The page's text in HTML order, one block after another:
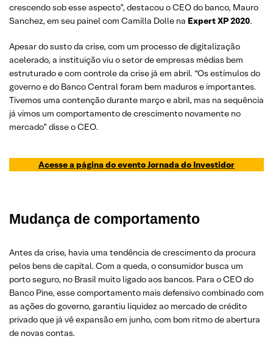
crescendo sob esse aspecto”, destacou o CEO do banco, Mauro
Sanchez, em seu painel com Camilla Dolle na Expert XP 2020.
Apesar do susto da crise, com um processo de digitalização
acelerado, a instituição viu o setor de empresas médias bem
estruturado e com controle da crise já em abril. “Os estímulos do
governo e do Banco Central foram bem maduros e importantes.
Tivemos uma contenção durante março e abril, mas na sequência
já vimos um comportamento de crescimento novamente no
mercado” disse o CEO.
Acesse a página do evento Jornada do Investidor
Mudança de comportamento
Antes da crise, havia uma tendência de crescimento da procura
pelos bens de capital. Com a queda, o consumidor busca um
porto seguro, no Brasil muito ligado aos bancos. Para o CEO do
Banco Pine, esse comportamento mais defensivo combinado com
as ações do governo, garantiu liquidez ao mercado de crédito
privado que já vê expansão em junho, com bom ritmo de abertura
de novas contas.